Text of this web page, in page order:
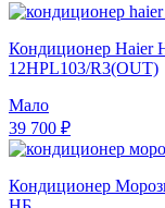
Кондиционер Haier
12HPL103/R3(OUT)
Мало
39 700 ₽
Кондиционер